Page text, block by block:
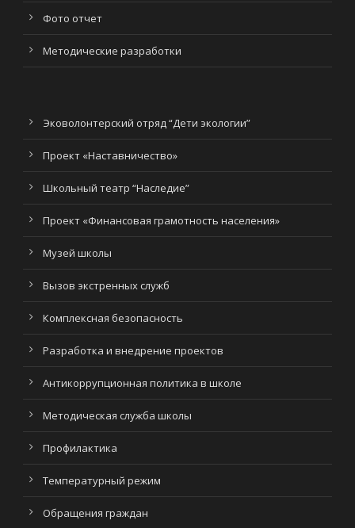
Фото отчет
Методические разработки
Эковолонтерский отряд “Дети экологии”
Проект «Наставничество»
Школьный театр “Наследие”
Проект «Финансовая грамотность населения»
Музей школы
Вызов экстренных служб
Комплексная безопасность
Разработка и внедрение проектов
Антикоррупционная политика в школе
Методическая служба школы
Профилактика
Температурный режим
Обращения граждан